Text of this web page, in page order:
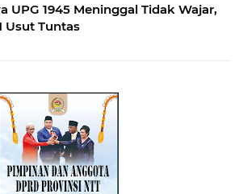
UPG 1945 Meninggal Tidak Wajar,
Usut Tuntas